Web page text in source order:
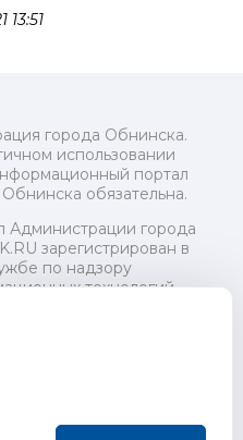
города Обнинска.
использовании
портал
обязательна.
города
зарегистрирован в
по надзору
технологий
24 июля
Эл № ФС77-73321
(исполнительно-
округа "Город
Байкова Е.А.